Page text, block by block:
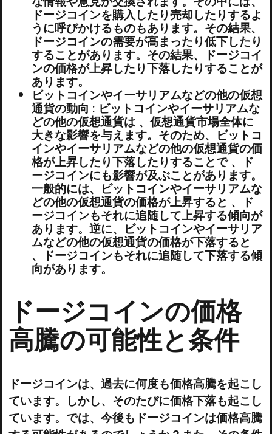
ドージコインを購入したり売却したりするよ
うに呼びかけるものもあります。その結果、
ドージコインの需要が高まったり低下したり
することがあります。その結果、ドージコイ
ンの価格が上昇したり下落したりすることが
あります。
ビットコインやイーサリアムなどの他の仮想
通貨の動向 : ビットコインやイーサリアムな
どの他の仮想通貨は 、仮想通貨市場全体に
大きな影響を与えます。そのため、ビットコ
インやイーサリアムなどの他の仮想通貨の価
格が上昇したり下落したりすることで 、ド
ージコインにも影響が及ぶことがあります。
一般的には、ビットコインやイーサリアムな
どの他の仮想通貨の価格が上昇すると 、ド
ージコインもそれに追随して上昇する傾向が
あります。逆に、ビットコインやイーサリア
ムなどの他の仮想通貨の価格が下落すると
、ドージコインもそれに追随して下落する傾
向があります。
ドージコインの価格
高騰の可能性と条件
ドージコインは、過去に何度も価格高騰を起こし
ています。しかし、そのたびに価格下落も起こし
ています。では、今後もドージコインは価格高騰